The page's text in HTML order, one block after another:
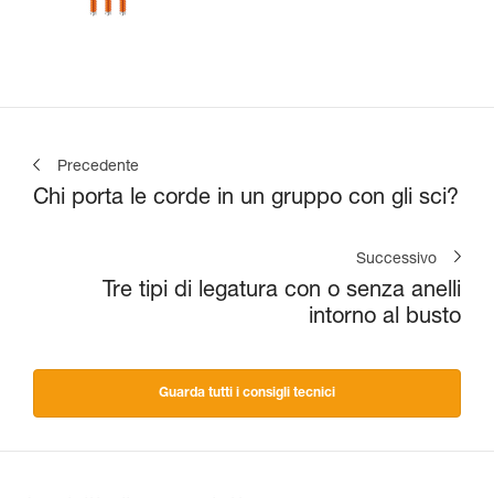
Precedente
Chi porta le corde in un gruppo con gli sci?
Successivo
Tre tipi di legatura con o senza anelli
intorno al busto
Guarda tutti i consigli tecnici